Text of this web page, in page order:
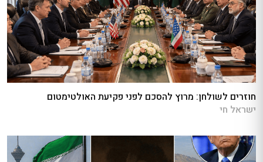
חוזרים לשולחן: מרוץ להסכם לפני פקיעת האולטימטום
ישראל חי